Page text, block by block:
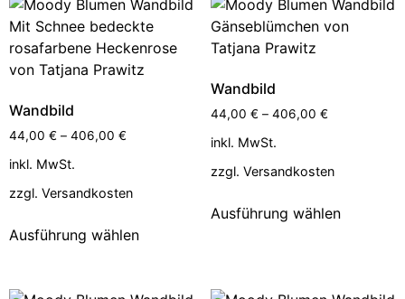
Wandbild
44,00 € – 406,00 €
inkl. MwSt.
zzgl. Versandkosten
Ausführung wählen
Wandbild
44,00 € – 406,00 €
inkl. MwSt.
zzgl. Versandkosten
Ausführung wählen